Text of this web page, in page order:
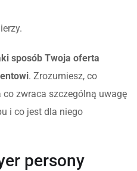
sposób Twoja oferta
. Zrozumiesz, co
co zwraca szczególną uwagę
i co jest dla niego
persony